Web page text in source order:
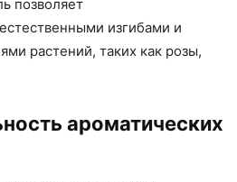
позволяет
изгибами и
растений, таких как розы,
ароматических